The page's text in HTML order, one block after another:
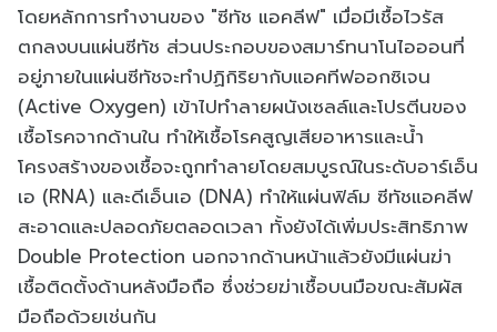
โดยหลักการทำงานของ "ซีทัช แอคลีฟ" เมื่อมีเชื้อไวรัส
ตกลงบนแผ่นซีทัช ส่วนประกอบของสมาร์ทนาโนไอออนที่
อยู่ภายในแผ่นซีทัชจะทำปฏิกิริยากับแอคทีฟออกซิเจน
(Active Oxygen) เข้าไปทำลายผนังเซลล์และโปรตีนของ
เชื้อโรคจากด้านใน ทำให้เชื้อโรคสูญเสียอาหารและน้ำ
โครงสร้างของเชื้อจะถูกทำลายโดยสมบูรณ์ในระดับอาร์เอ็น
เอ (RNA) และดีเอ็นเอ (DNA) ทำให้แผ่นฟิล์ม ซีทัชแอคลีฟ
สะอาดและปลอดภัยตลอดเวลา ทั้งยังได้เพิ่มประสิทธิภาพ
Double Protection นอกจากด้านหน้าแล้วยังมีแผ่นฆ่า
เชื้อติดตั้งด้านหลังมือถือ ซึ่งช่วยฆ่าเชื้อบนมือขณะสัมผัส
มือถือด้วยเช่นกัน